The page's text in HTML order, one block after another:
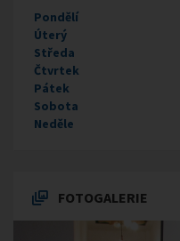
Pondělí
Úterý
Středa
Čtvrtek
Pátek
Sobota
Neděle
FOTOGALERIE